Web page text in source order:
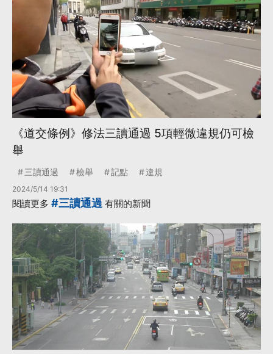
《道交條例》修法三讀通過 5項輕微違規仍可檢
舉
三讀通過 檢舉 記點 違規
2024/5/14 19:31
閱讀更多 #三讀通過 有關的新聞